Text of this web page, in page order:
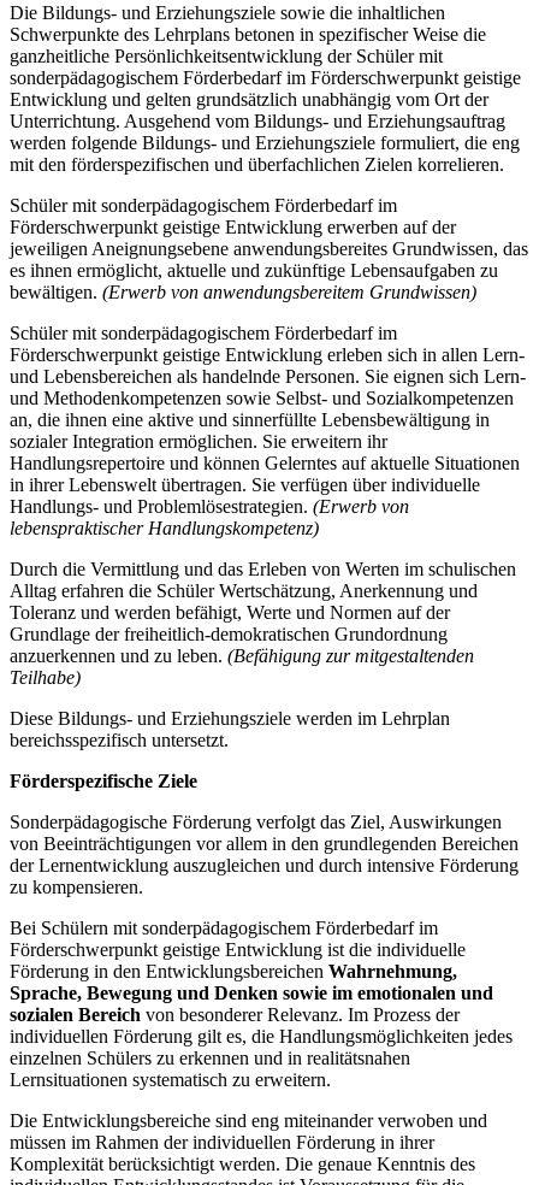
Die Bildungs- und Erziehungsziele sowie die inhaltlichen
Schwerpunkte des Lehrplans betonen in spezifischer Weise die
ganzheitliche Persönlichkeitsentwicklung der Schüler mit
sonderpädagogischem Förderbedarf im Förderschwerpunkt geistige
Entwicklung und gelten grundsätzlich unabhängig vom Ort der
Unterrichtung. Ausgehend vom Bildungs- und Erziehungsauftrag
werden folgende Bildungs- und Erziehungsziele formuliert, die eng
mit den förderspezifischen und überfachlichen Zielen korrelieren.
Schüler mit sonderpädagogischem Förderbedarf im
Förderschwerpunkt geistige Entwicklung erwerben auf der
jeweiligen Aneignungsebene anwendungsbereites Grundwissen, das
es ihnen ermöglicht, aktuelle und zukünftige Lebensaufgaben zu
bewältigen. (Erwerb von anwendungsbereitem Grundwissen)
Schüler mit sonderpädagogischem Förderbedarf im
Förderschwerpunkt geistige Entwicklung erleben sich in allen Lern-
und Lebensbereichen als handelnde Personen. Sie eignen sich Lern-
und Methodenkompetenzen sowie Selbst- und Sozialkompetenzen
an, die ihnen eine aktive und sinnerfüllte Lebensbewältigung in
sozialer Integration ermöglichen. Sie erweitern ihr
Handlungsrepertoire und können Gelerntes auf aktuelle Situationen
in ihrer Lebenswelt übertragen. Sie verfügen über individuelle
Handlungs- und Problemlösestrategien. (Erwerb von
lebenspraktischer Handlungskompetenz)
Durch die Vermittlung und das Erleben von Werten im schulischen
Alltag erfahren die Schüler Wertschätzung, Anerkennung und
Toleranz und werden befähigt, Werte und Normen auf der
Grundlage der freiheitlich-demokratischen Grundordnung
anzuerkennen und zu leben. (Befähigung zur mitgestaltenden
Teilhabe)
Diese Bildungs- und Erziehungsziele werden im Lehrplan
bereichsspezifisch untersetzt.
Förderspezifische Ziele
Sonderpädagogische Förderung verfolgt das Ziel, Auswirkungen
von Beeinträchtigungen vor allem in den grundlegenden Bereichen
der Lernentwicklung auszugleichen und durch intensive Förderung
zu kompensieren.
Bei Schülern mit sonderpädagogischem Förderbedarf im
Förderschwerpunkt geistige Entwicklung ist die individuelle
Förderung in den Entwicklungsbereichen Wahrnehmung,
Sprache, Bewegung und Denken sowie im emotionalen und
sozialen Bereich von besonderer Relevanz. Im Prozess der
individuellen Förderung gilt es, die Handlungsmöglichkeiten jedes
einzelnen Schülers zu erkennen und in realitätsnahen
Lernsituationen systematisch zu erweitern.
Die Entwicklungsbereiche sind eng miteinander verwoben und
müssen im Rahmen der individuellen Förderung in ihrer
Komplexität berücksichtigt werden. Die genaue Kenntnis des